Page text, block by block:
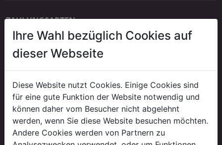
ZAHLUNGSARTEN
Bankeinzug
LIEFERUNG
*Gratis Lieferung!
Versandkostenfrei innerhalb Deutschlands ab 500 € Auftragswert
Ihre Wahl bezüglich Cookies auf
dieser Webseite
Diese Website nutzt Cookies. Einige Cookies sind
für eine gute Funktion der Website notwendig und
können daher vom Besucher nicht abgelehnt
werden, wenn Sie diese Website besuchen möchten.
Andere Cookies werden von Partnern zu